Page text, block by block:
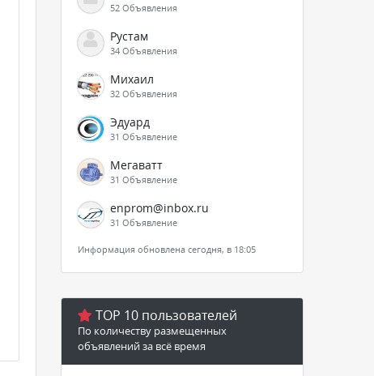
52 Объявления
Рустам
34 Объявления
Михаил
32 Объявления
Эдуард
31 Объявление
Мегаватт
31 Объявление
enprom@inbox.ru
31 Объявление
Информация обновлена сегодня, в 18:05
TOP 10 пользователей
По количеству размещенных
объявлений за всё время